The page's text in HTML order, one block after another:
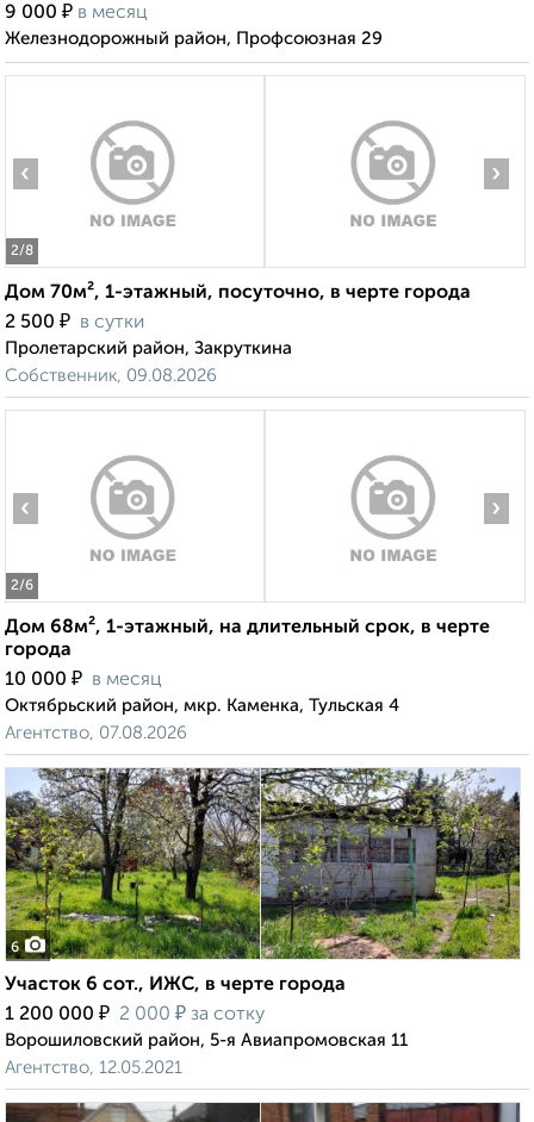
9 000 ₽ в месяц
Железнодорожный район, Профсоюзная 29
2/8
‹ ›
Дом 70м², 1-этажный, посуточно, в черте города
2 500 ₽ в сутки
Пролетарский район, Закруткина
Собственник, 09.08.2026
2/6
‹ ›
Дом 68м², 1-этажный, на длительный срок, в черте
города
10 000 ₽ в месяц
Октябрьский район, мкр. Каменка, Тульская 4
Агентство, 07.08.2026
6
Участок 6 сот., ИЖС, в черте города
1 200 000 ₽ 2 000 ₽ за сотку
Ворошиловский район, 5-я Авиапромовская 11
Агентство, 12.05.2021